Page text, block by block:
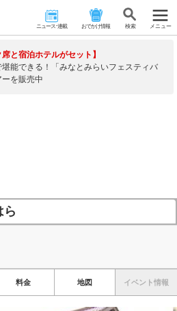
ニュース･連載 おでかけ情報 検 索 メニュー
席と宿泊ホテルがセット】
能できる！「みなとみらいフェスティバ
を販売中
ら
料金 地図 イベント情報